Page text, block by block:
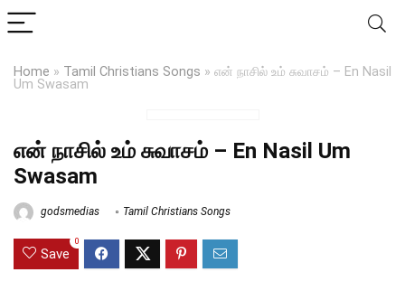
Home » Tamil Christians Songs » என் நாசில் உம் சுவாசம் – En Nasil
Um Swasam
என் நாசில் உம் சுவாசம் – En Nasil Um
Swasam
godsmedias Tamil Christians Songs
Save
0